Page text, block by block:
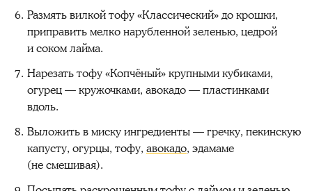
Размять вилкой тофу «Классический» до крошки,
приправить мелко нарубленной зеленью, цедрой
и соком лайма.
Нарезать тофу «Копчёный» крупными кубиками,
огурец — кружочками, авокадо — пластинками
вдоль.
Выложить в миску ингредиенты — гречку, пекинскую
капусту, огурцы, тофу, авокадо, эдамаме
(не смешивая).